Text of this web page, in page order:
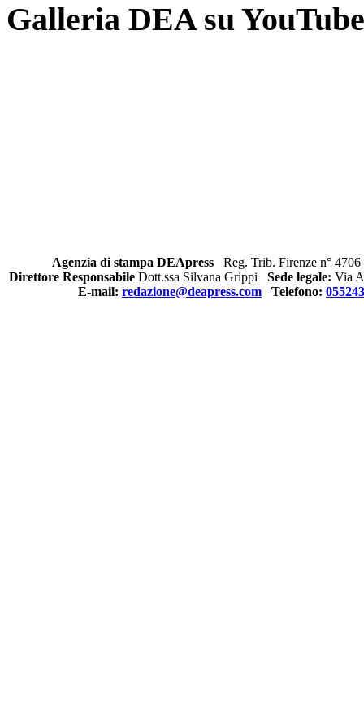
Galleria DEA su YouTube
Agenzia di stampa DEApress Reg. Trib. Firenze n° 4706
Direttore Responsabile Dott.ssa Silvana Grippi Sede legale: Via
E-mail: redazione@deapress.com Telefono: